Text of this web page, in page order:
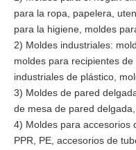
para la ropa, papelera,
para la higiene, moldes
2) Moldes industriales:
moldes para recipientes
industriales de plástico,
3) Moldes de pared
de mesa de pared
4) Moldes para accesorios
PPR, PE, accesorios de